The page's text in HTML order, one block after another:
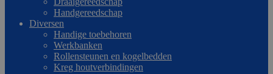
Handgereedschap
Diversen
Handige toebehoren
Werkbanken
Rollensteunen en kogelbedden
Kreg houtverbindingen